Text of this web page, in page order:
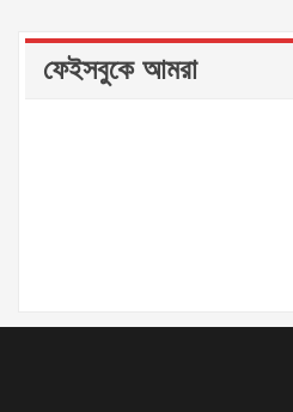
ফেইসবুকে আমরা